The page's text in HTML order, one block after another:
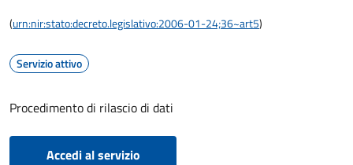
(urn:nir:stato:decreto.legislativo:2006-01-24;36~art5)
Servizio attivo
Procedimento di rilascio di dati
Accedi al servizio